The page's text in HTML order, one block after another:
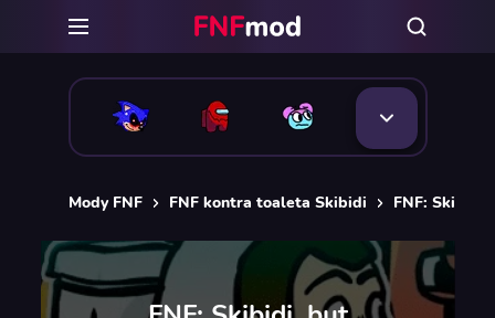
Mody FNF FNF kontra toaleta Skibidi FNF: Skibidi,